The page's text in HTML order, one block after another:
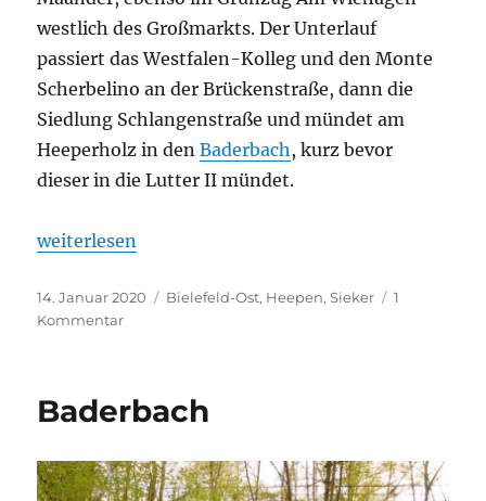
westlich des Großmarkts. Der Unterlauf
passiert das Westfalen-Kolleg und den Monte
Scherbelino an der Brückenstraße, dann die
Siedlung Schlangenstraße und mündet am
Heeperholz in denBaderbach , kurz bevor
dieser in die Lutter II mündet.
„Mühlenbach (Sieker)“
weiterlesen
Veröffentlicht
am
14. Januar 2020 Kategorien
Bielefeld-Ost, Heepen,Sieker
1
Kommentarzu
Baderbach